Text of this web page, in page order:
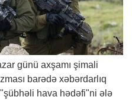
günü axşamı şimali
barədə xəbərdarlıq
hava hədəfi"ni ələ